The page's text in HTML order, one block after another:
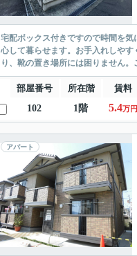
宅配ボックス付きですので時間を
心して暮らせます。お手入れしや
り、靴の置き場所には困りません
部屋番号 所在階 賃料
102
1階 5.4万円
アパート